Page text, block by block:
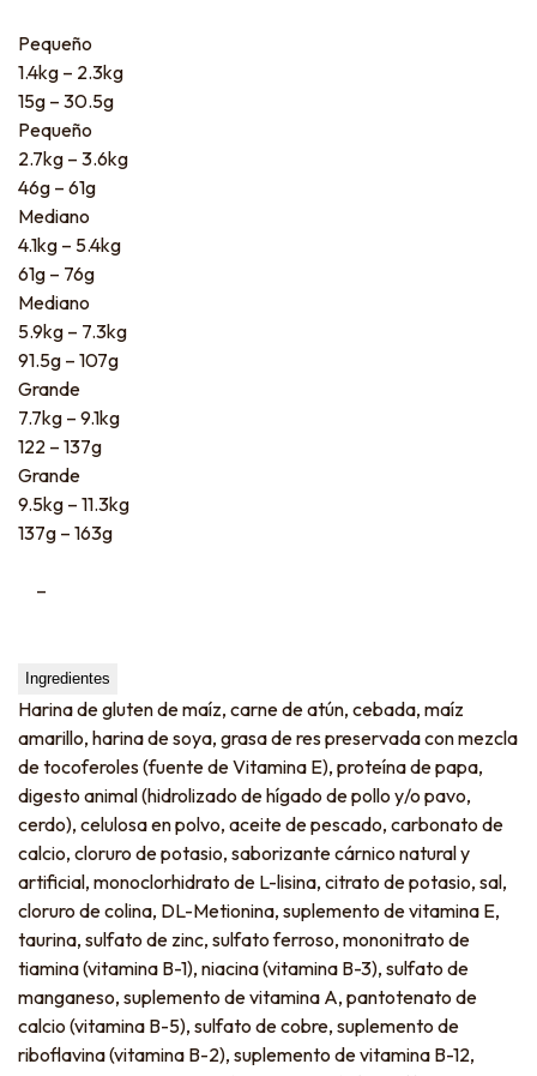
Pequeño
1.4kg – 2.3kg
15g – 30.5g
Pequeño
2.7kg – 3.6kg
46g – 61g
Mediano
4.1kg – 5.4kg
61g – 76g
Mediano
5.9kg – 7.3kg
91.5g – 107g
Grande
7.7kg – 9.1kg
122 – 137g
Grande
9.5kg – 11.3kg
137g – 163g
–
Ingredientes
Harina de gluten de maíz, carne de atún, cebada, maíz
amarillo, harina de soya, grasa de res preservada con mezcla
de tocoferoles (fuente de Vitamina E), proteína de papa,
digesto animal (hidrolizado de hígado de pollo y/o pavo,
cerdo), celulosa en polvo, aceite de pescado, carbonato de
calcio, cloruro de potasio, saborizante cárnico natural y
artificial, monoclorhidrato de L-lisina, citrato de potasio, sal,
cloruro de colina, DL-Metionina, suplemento de vitamina E,
taurina, sulfato de zinc, sulfato ferroso, mononitrato de
tiamina (vitamina B-1), niacina (vitamina B-3), sulfato de
manganeso, suplemento de vitamina A, pantotenato de
calcio (vitamina B-5), sulfato de cobre, suplemento de
riboflavina (vitamina B-2), suplemento de vitamina B-12,